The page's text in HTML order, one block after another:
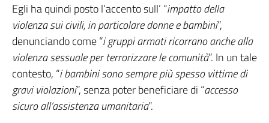
Egli ha quindi posto l’accento sull’ “impatto della
violenza sui civili, in particolare donne e bambini”,
denunciando come “i gruppi armati ricorrano anche alla
violenza sessuale per terrorizzare le comunità”. In un tale
contesto, “i bambini sono sempre più spesso vittime di
gravi violazioni”, senza poter beneficiare di “accesso
sicuro all’assistenza umanitaria”.